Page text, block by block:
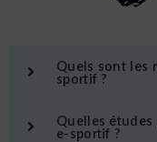
Quels sont les
sportif ?
Quelles
e-sportif ?